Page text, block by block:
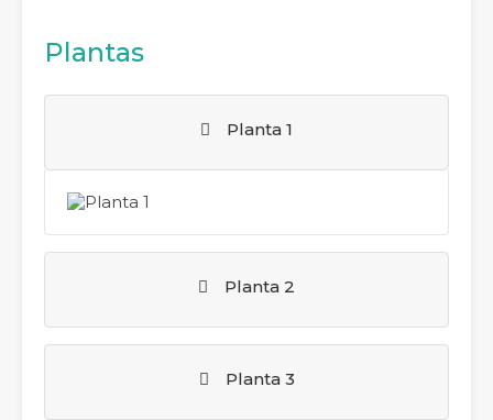
Plantas
Planta 1
Planta 2
Planta 3